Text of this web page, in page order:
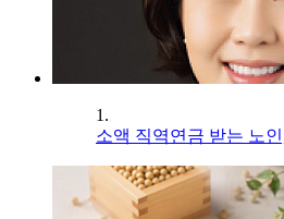
1.
소액 직역연금 받는 노